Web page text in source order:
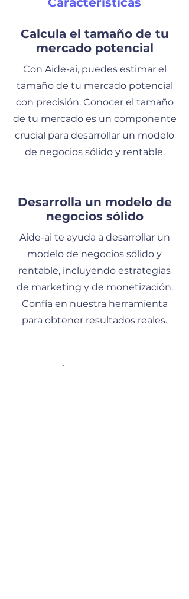
Calcula el tamaño de tu
mercado potencial
Con Aide-ai, puedes estimar el
tamaño de tu mercado potencial
con precisión. Conocer el tamaño
de tu mercado es un componente
crucial para desarrollar un modelo
de negocios sólido y rentable.
Desarrolla un modelo de
negocios sólido
Aide-ai te ayuda a desarrollar un
modelo de negocios sólido y
rentable, incluyendo estrategias
de marketing y de monetización.
Confía en nuestra herramienta
para obtener resultados reales.
Genera ideas de marca en